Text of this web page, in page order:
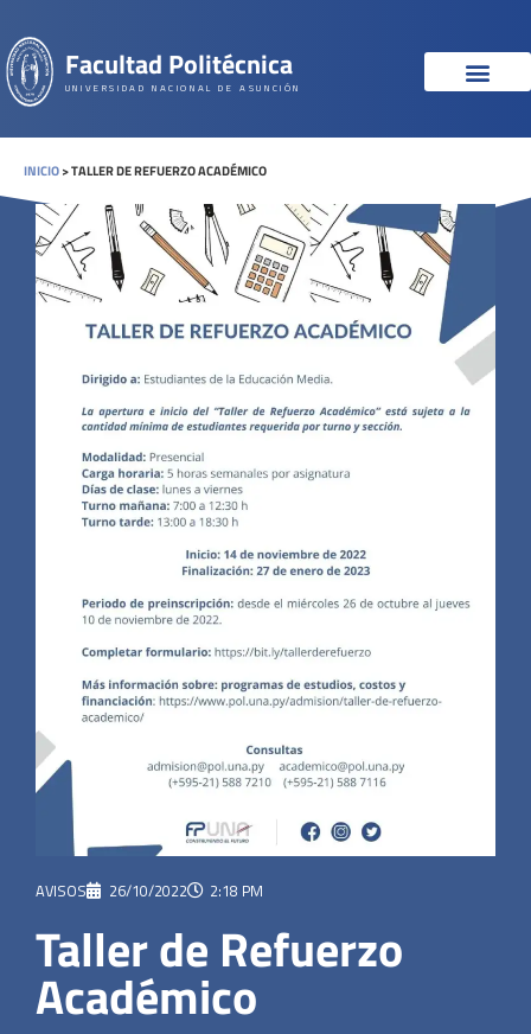
Facultad Politécnica
UNIVERSIDAD NACIONAL DE ASUNCIÓN
INICIO>TALLER DE REFUERZO ACADÉMICO
AVISOS 26/10/2022 2:18 PM
Taller de Refuerzo
Académico